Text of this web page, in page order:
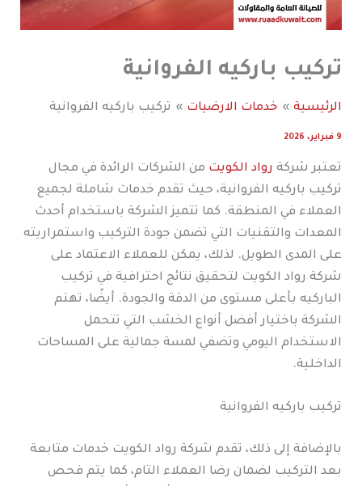
تركيب باركيه الفروانية
الرئيسية خدمات الارضيات تركيب باركيه الفروانية
9 فبراير، 2026
تعتبر شركة رواد الكويت من الشركات الرائدة في مجال
تركيب باركيه الفروانية، حيث تقدم خدمات شاملة لجميع
العملاء في المنطقة. كما تتميز الشركة باستخدام أحدث
المعدات والتقنيات التي تضمن جودة التركيب واستمراريته
على المدى الطويل. لذلك، يمكن للعملاء الاعتماد على
شركة رواد الكويت لتحقيق نتائج احترافية في تركيب
الباركيه بأعلى مستوى من الدقة والجودة. أيضًا، تهتم
الشركة باختيار أفضل أنواع الخشب التي تتحمل
الاستخدام اليومي وتضفي لمسة جمالية على المساحات
الداخلية.
تركيب باركيه الفروانية
بالإضافة إلى ذلك، تقدم شركة رواد الكويت خدمات متابعة
بعد التركيب لضمان رضا العملاء التام، كما يتم فحص